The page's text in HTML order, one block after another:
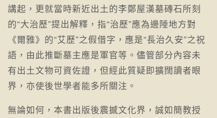
講起，更就當時新近出土的李鄭屋漢墓磚石所刻
的“大治歷”提出解釋，指“治歷”應為邊陲地方對
《爾雅》的“艾歷”之假借字，應是“長治久安”之祝
語，由此推斷墓主應是軍官等。儘管部分內容未
有出土文物可資佐證，但經此質疑即擴闊讀者眼
界，亦使後世學者能多所關注。
無論如何，本書出版後震撼文化界，誠如簡教授